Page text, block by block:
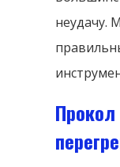
неудачу.
Прокол